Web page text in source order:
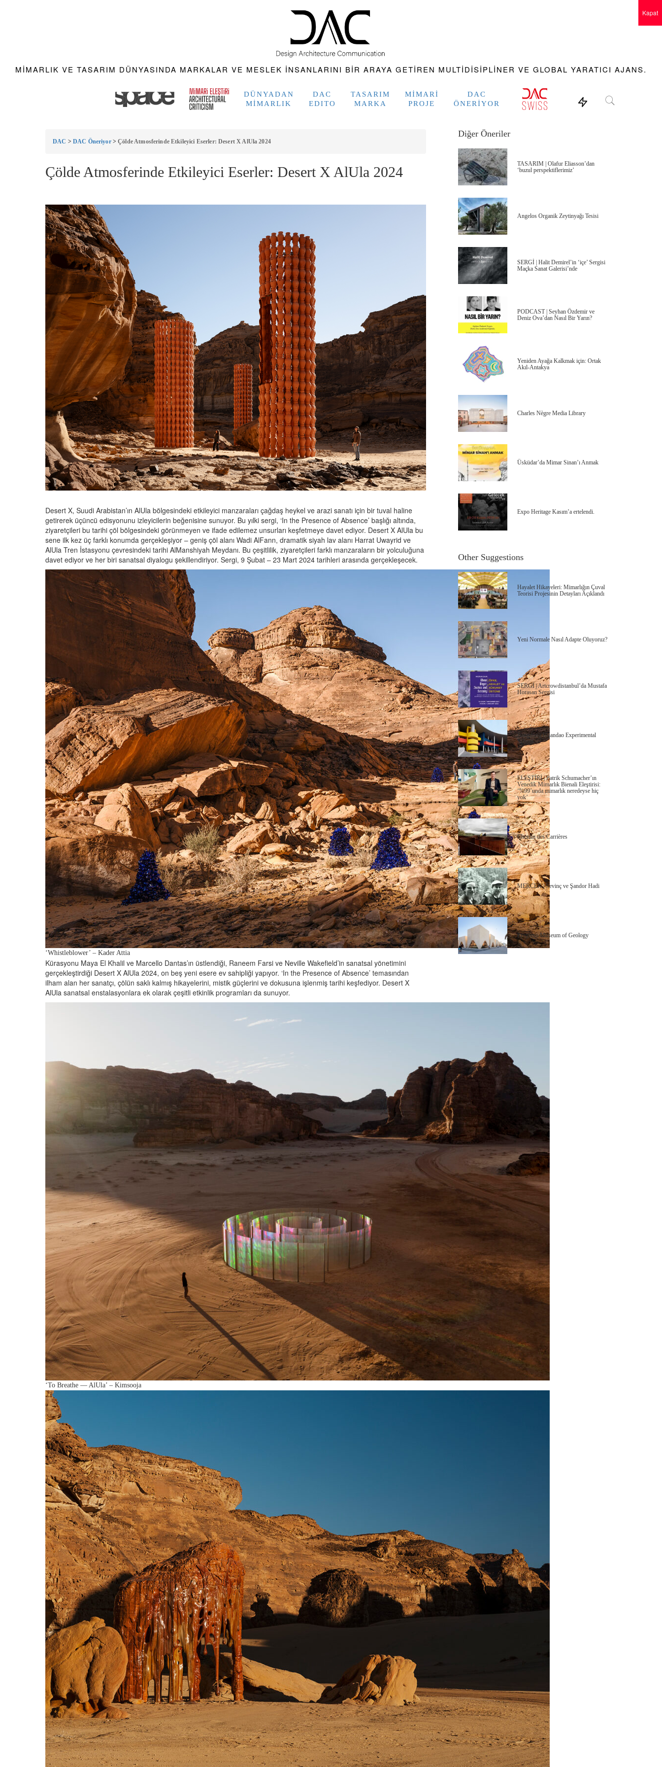
MIMARLIK VE TASARIM DÜNYASINDA MARKALAR VE MESLEK INSANLARINI BIR ARAYA GETIREN MULTIDISIPLINER VE GLOBAL YARATICI AJANS.
DÜNYADAN
MIMARLIK
DAC
EDITO
TASARIM
MARKA
MIMARI
PROJE
DAC
ÖNERIYOR
DAC > DAC Öneriyor>Çölde Atmosferinde Etkileyici Eserler: Desert X AlUla 2024
Çölde Atmosferinde Etkileyici Eserler: Desert X AlUla 2024
Desert X, Suudi Arabistan’ın AlUla bölgesindeki etkileyici manzaraları çağdaş heykel ve arazi sanatı için bir tuval haline
getirerek üçüncü edisyonunu izleyicilerin beğenisine sunuyor. Bu yılki sergi, ‘In the Presence of Absence’ başlığı altında,
ziyaretçileri bu tarihi çöl bölgesindeki görünmeyen ve ifade edilemez unsurları keşfetmeye davet ediyor. Desert X AlUla bu
sene ilk kez üç farklı konumda gerçekleşiyor – geniş çöl alanı Wadi AlFann, dramatik siyah lav alanı Harrat Uwayrid ve
AlUla Tren İstasyonu çevresindeki tarihi AlManshiyah Meydanı. Bu çeşitlilik, ziyaretçileri farklı manzaraların bir yolculuğuna
davet ediyor ve her biri sanatsal diyalogu şekillendiriyor. Sergi, 9 Şubat – 23 Mart 2024 tarihleri arasında gerçekleşecek.
‘Whistleblower’ – Kader Attia
Kürasyonu Maya El Khalil ve Marcello Dantas’ın üstlendiği, Raneem Farsi ve Neville Wakefield’in sanatsal yönetimini
gerçekleştirdiği Desert X AlUla 2024, on beş yeni esere ev sahipliği yapıyor. ‘In the Presence of Absence’ temasından
ilham alan her sanatçı, çölün saklı kalmış hikayelerini, mistik güçlerini ve dokusuna işlenmiş tarihi keşfediyor. Desert X
AlUla sanatsal enstalasyonlara ek olarak çeşitli etkinlik programları da sunuyor.
‘To Breathe — AlUla’ – Kimsooja
Diğer Öneriler
TASARIM | Olafur Eliasson’dan
‘buzul perspektiflerimiz’
Angelos Organik Zeytinyağı Tesisi
SERGİ | Halit Demirel’in ‘içe’ Sergisi
Maçka Sanat Galerisi’nde
PODCAST | Seyhan Özdemir ve
Deniz Ova’dan Nasıl Bir Yarın?
Yeniden Ayağa Kalkmak için: Ortak
Akıl-Antakya
Charles Nègre Media Library
Üsküdar’da Mimar Sinan’ı Anmak
Expo Heritage Kasım’a ertelendi.
Other Suggestions
Hayalet Hikayeleri: Mimarlığın Çuval
Teorisi Projesinin Detayları Açıklandı
Yeni Normale Nasıl Adapte Oluyoruz?
SERGİ | Artcrowdistanbul’da Mustafa
Horasan Sergisi
Jiangdong Huandao Experimental
School
ELEŞTİRİ | Patrik Schumacher’ın
Venedik Mimarlık Bienali Eleştirisi:
‘%99’unda mimarlık neredeyse hiç
yok’
Chemin des Carrières
MERCEK | Sevinç ve Şandor Hadi
Progreso Museum of Geology
Kapat